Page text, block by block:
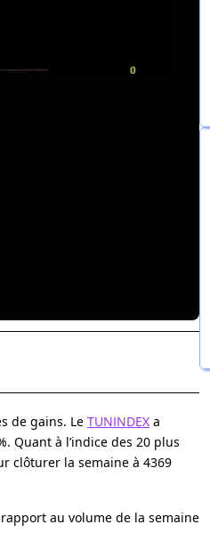
de gains. Le TUNINDEX a
Quant à l’indice des 20 plus
clôturer la semaine à 4369
au volume de la semaine